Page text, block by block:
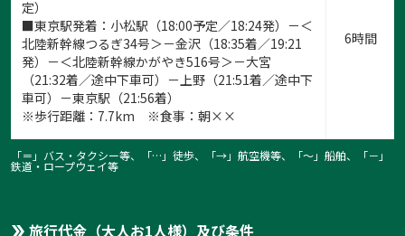
定）
■東京駅発着：小松駅（18:00予定／18:24発）－＜
北陸新幹線つるぎ34号＞－金沢（18:35着／19:21
発）－＜北陸新幹線かがやき516号＞－大宮
（21:32着／途中下車可）－上野（21:51着／途中下
車可）－東京駅（21:56着）
※歩行距離：7.7km ※食事：朝××
6時間
「＝」バス・タクシー等、「…」徒歩、「→」航空機等、「〜」船舶、「－」
鉄道・ロープウェイ等
旅行代金（大人お1人様）及び条件